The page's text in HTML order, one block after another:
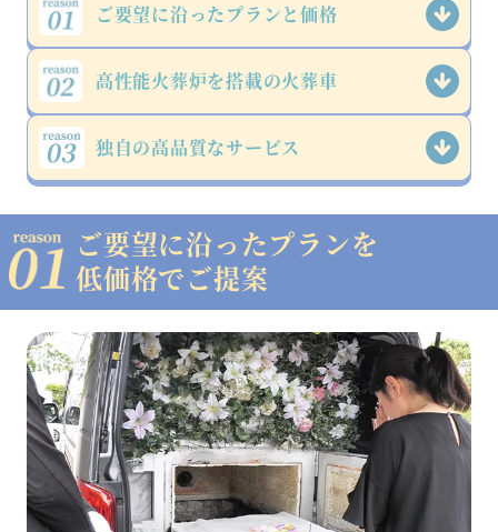
ご要望に沿ったプランと価格
高性能火葬炉を搭載の火葬車
独自の高品質なサービス
ご要望に沿ったプランを
低価格でご提案